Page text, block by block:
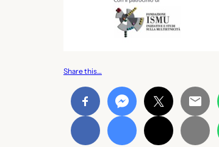
Share this…